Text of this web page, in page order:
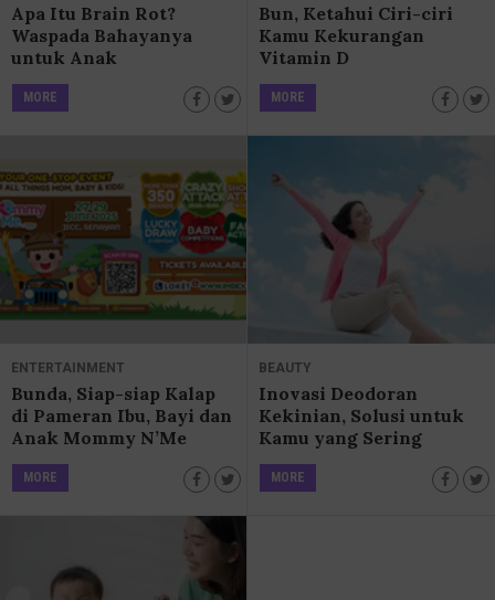
Apa Itu Brain Rot?
Waspada Bahayanya
untuk Anak
MORE
Bun, Ketahui Ciri-ciri
Kamu Kekurangan
Vitamin D
MORE
ENTERTAINMENT
Bunda, Siap-siap Kalap
di Pameran Ibu, Bayi dan
Anak Mommy N’Me
MORE
BEAUTY
Inovasi Deodoran
Kekinian, Solusi untuk
Kamu yang Sering
Keringetan Sebadan
MORE